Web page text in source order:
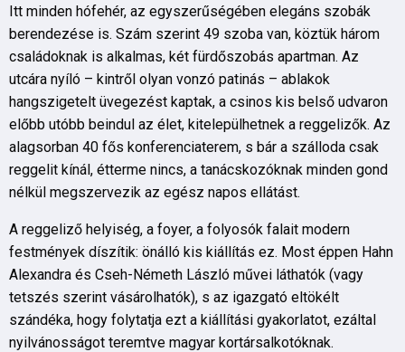
Itt minden hófehér, az egyszerűségében elegáns szobák
berendezése is. Szám szerint 49 szoba van, köztük három
családoknak is alkalmas, két fürdőszobás apartman. Az
utcára nyíló – kintről olyan vonzó patinás – ablakok
hangszigetelt üvegezést kaptak, a csinos kis belső udvaron
előbb utóbb beindul az élet, kitelepülhetnek a reggelizők. Az
alagsorban 40 fős konferenciaterem, s bár a szálloda csak
reggelit kínál, étterme nincs, a tanácskozóknak minden gond
nélkül megszervezik az egész napos ellátást.
A reggeliző helyiség, a foyer, a folyosók falait modern
festmények díszítik: önálló kis kiállítás ez. Most éppen Hahn
Alexandra és Cseh-Németh László művei láthatók (vagy
tetszés szerint vásárolhatók), s az igazgató eltökélt
szándéka, hogy folytatja ezt a kiállítási gyakorlatot, ezáltal
nyilvánosságot teremtve magyar kortársalkotóknak.